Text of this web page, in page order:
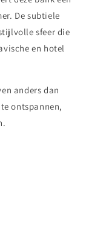
De subtiele
sfeer die
en hotel
anders dan
ontspannen,